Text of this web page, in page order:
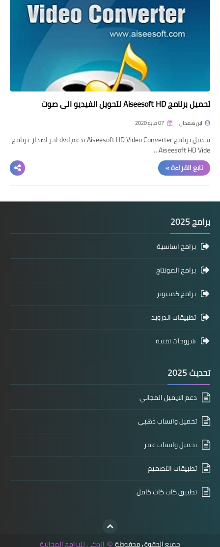
تحميل برنامج Aiseesoft HD لتحويل الفيديو الى صوت
ابن همدان
تحميل برنامج Aiseesoft HD Video Converter يدعم dvd اخر اصدار برنامج
Aiseesoft HD Vide…
تابع القراءة »
برامج 2025
برامج اساسية
برامج المونتاج
برامج كمبيوتر
تطبيقات اندرويد
شروحات تقنية
تحديث 2025
دعم الايميل المجاني
تحميل واتساب ذهبي
تحميل واتساب عمر
تطبيقات التصميم
تطبيق كاب كات كامل
جميع الحقوق محفوظة © الذكي للبرامج المجانية